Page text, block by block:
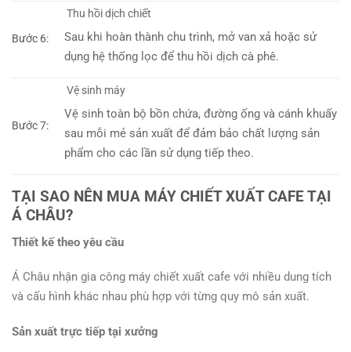
Bước 6:
Thu hồi dịch chiết
Sau khi hoàn thành chu trình, mở van xả hoặc sử
dụng hệ thống lọc để thu hồi dịch cà phê.
Bước 7:
Vệ sinh máy
Vệ sinh toàn bộ bồn chứa, đường ống và cánh khuấy
sau mỗi mẻ sản xuất để đảm bảo chất lượng sản
phẩm cho các lần sử dụng tiếp theo.
TẠI SAO NÊN MUA MÁY CHIẾT XUẤT CAFE TẠI
Á CHÂU?
Thiết kế theo yêu cầu
Á Châu nhận gia công máy chiết xuất cafe với nhiều dung tích
và cấu hình khác nhau phù hợp với từng quy mô sản xuất.
Sản xuất trực tiếp tại xưởng